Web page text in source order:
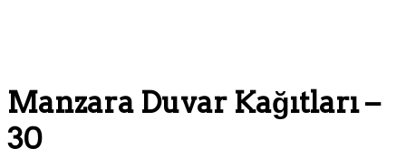
Manzara Duvar Kağıtları –
30